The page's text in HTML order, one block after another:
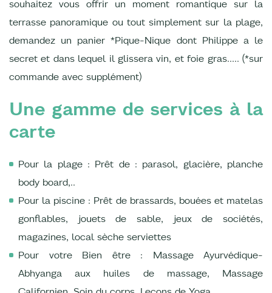
souhaitez vous offrir un moment romantique sur la
terrasse panoramique ou tout simplement sur la plage,
demandez un panier *Pique-Nique dont Philippe a le
secret et dans lequel il glissera vin, et foie gras….. (*sur
commande avec supplément)
Une gamme de services à la
carte
Pour la plage : Prêt de : parasol, glacière, planche
body board,..
Pour la piscine : Prêt de brassards, bouées et matelas
gonflables, jouets de sable, jeux de sociétés,
magazines, local sèche serviettes
Pour votre Bien être : Massage Ayurvédique-
Abhyanga aux huiles de massage, Massage